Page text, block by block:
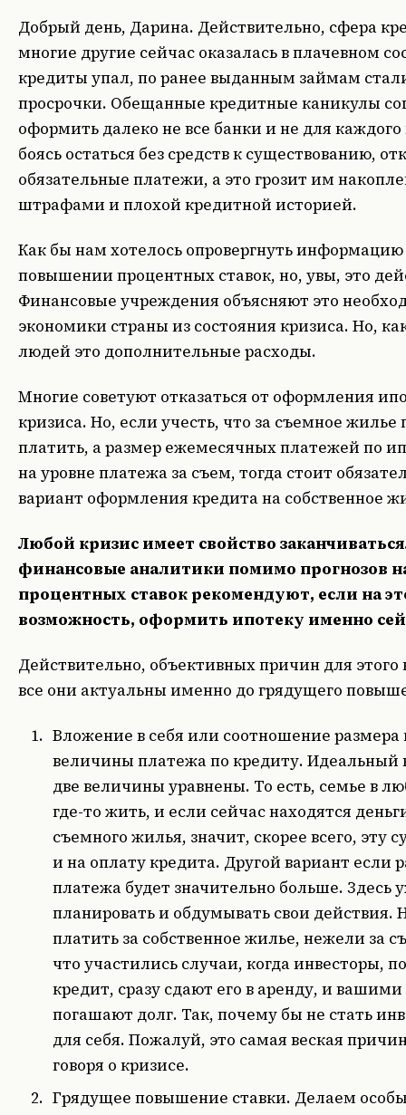
Добрый день, Дарина. Действительно, сфера
многие другие сейчас оказалась в плачевном
кредиты упал, по ранее выданным займам
просрочки. Обещанные кредитные каникулы
оформить далеко не все банки и не для
боясь остаться без средств к существованию,
обязательные платежи, а это грозит им
штрафами и плохой кредитной историей.
Как бы нам хотелось опровергнуть
повышении процентных ставок, но, увы, это
Финансовые учреждения объясняют это
экономики страны из состояния кризиса. Но,
людей это дополнительные расходы.
Многие советуют отказаться от оформления
кризиса. Но, если учесть, что за съемное
платить, а размер ежемесячных платежей по
на уровне платежа за съем, тогда стоит
вариант оформления кредита на собственное
Любой кризис имеет свойство
финансовые аналитики помимо прогнозов
процентных ставок рекомендуют, если на
возможность, оформить ипотеку именно
Действительно, объективных причин для
все они актуальны именно до грядущего
Вложение в себя или соотношение размера
величины платежа по кредиту. Идеальный
две величины уравнены. То есть, семье в
где-то жить, и если сейчас находятся
съемного жилья, значит, скорее всего, эту
и на оплату кредита. Другой вариант если
платежа будет значительно больше. Здесь
планировать и обдумывать свои действия.
платить за собственное жилье, нежели за
что участились случаи, когда инвесторы,
кредит, сразу сдают его в аренду, и
погашают долг. Так, почему бы не стать
для себя. Пожалуй, это самая веская
говоря о кризисе.
Грядущее повышение ставки. Делаем